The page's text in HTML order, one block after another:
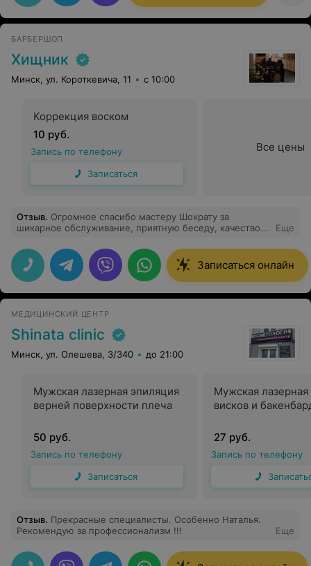
БАРБЕРШОП
Хищник
Минск, ул. Короткевича, 11 с 10:00
Коррекция воском
10 руб.
Запись по телефону
Записаться
Все цены
Отзыв. Огромное спасибо мастеру Шохрату за
шикарное обслуживание, приятную беседу, качество
Еще
Записаться онлайн
МЕДИЦИНСКИЙ ЦЕНТР
Shinata clinic
Минск, ул. Олешева, 3/340 до 21:00
Мужская лазерная эпиляция
верней поверхности плеча
50 руб.
Запись по телефону
Записаться
Мужская
висков и
27 руб.
Запись по телефону
Отзыв. Прекрасные специалисты. Особенно Наталья.
Рекомендую за профессионализм !!!
Еще